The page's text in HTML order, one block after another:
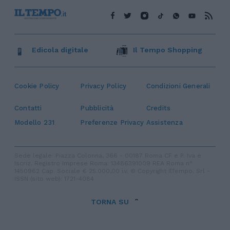
Cookie Policy Privacy Policy Condizioni Generali
Contatti Pubblicità
Credits
Modello 231
Preferenze Privacy Assistenza
Edicola digitale Il Tempo Shopping
TORNA SU